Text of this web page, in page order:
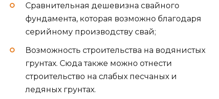
Сравнительная дешевизна свайного
фундамента, которая возможно благодаря
серийному производству свай;
Возможность строительства на водянистых
грунтах. Сюда также можно отнести
строительство на слабых песчаных и
ледяных грунтах.